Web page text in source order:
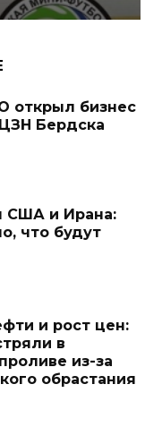
открыл бизнес
Бердска
США и Ирана:
что будут
и рост цен:
в
из-за
обрастания